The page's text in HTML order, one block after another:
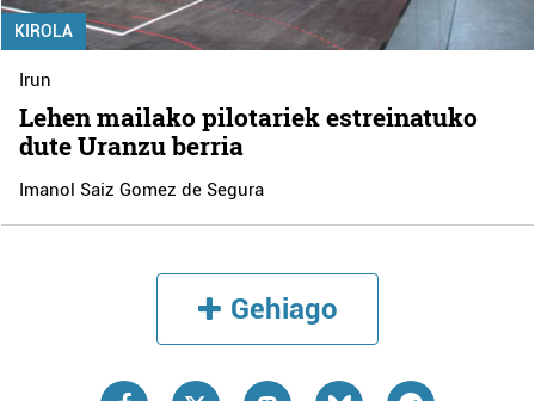
KIROLA
Irun
Lehen mailako pilotariek estreinatuko
dute Uranzu berria
Imanol Saiz Gomez de Segura
Gehiago